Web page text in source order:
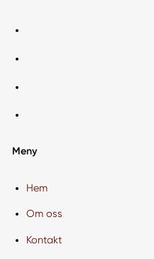
Meny
Hem
Om oss
Kontakt